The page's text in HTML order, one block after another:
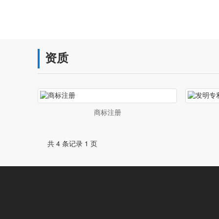
资质
商标注册
共 4 条记录 1 页